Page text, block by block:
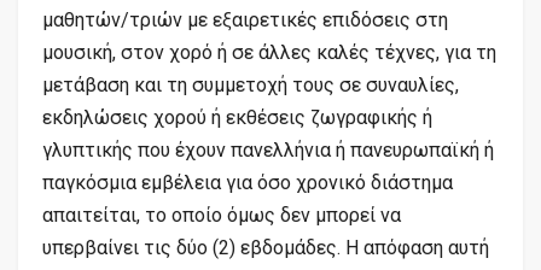
μαθητών/τριών με εξαιρετικές επιδόσεις στη
μουσική, στον χορό ή σε άλλες καλές τέχνες, για τη
μετάβαση και τη συμμετοχή τους σε συναυλίες,
εκδηλώσεις χορού ή εκθέσεις ζωγραφικής ή
γλυπτικής που έχουν πανελλήνια ή πανευρωπαϊκή ή
παγκόσμια εμβέλεια για όσο χρονικό διάστημα
απαιτείται, το οποίο όμως δεν μπορεί να
υπερβαίνει τις δύο (2) εβδομάδες. Η απόφαση αυτή